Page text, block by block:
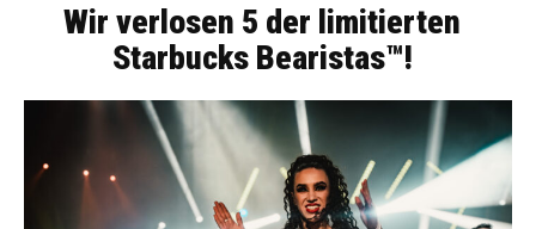
Wir verlosen 5 der limitierten
Starbucks Bearistas™!